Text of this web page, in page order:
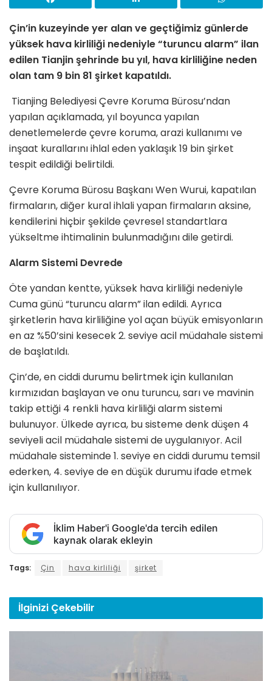
Çin’in kuzeyinde yer alan ve geçtiğimiz günlerde
yüksek hava kirliliği nedeniyle “turuncu alarm” ilan
edilen Tianjin şehrinde bu yıl, hava kirliliğine neden
olan tam 9 bin 81 şirket kapatıldı.
Tianjing Belediyesi Çevre Koruma Bürosu’ndan
yapılan açıklamada, yıl boyunca yapılan
denetlemelerde çevre koruma, arazi kullanımı ve
inşaat kurallarını ihlal eden yaklaşık 19 bin şirket
tespit edildiği belirtildi.
Çevre Koruma Bürosu Başkanı Wen Wurui, kapatılan
firmaların, diğer kural ihlali yapan firmaların aksine,
kendilerini hiçbir şekilde çevresel standartlara
yükseltme ihtimalinin bulunmadığını dile getirdi.
Alarm Sistemi Devrede
Öte yandan kentte, yüksek hava kirliliği nedeniyle
Cuma günü “turuncu alarm” ilan edildi. Ayrıca
şirketlerin hava kirliliğine yol açan büyük emisyonların
en az %50’sini kesecek 2. seviye acil müdahale sistemi
de başlatıldı.
Çin’de, en ciddi durumu belirtmek için kullanılan
kırmızıdan başlayan ve onu turuncu, sarı ve mavinin
takip ettiği 4 renkli hava kirliliği alarm sistemi
bulunuyor. Ülkede ayrıca, bu sisteme denk düşen 4
seviyeli acil müdahale sistemi de uygulanıyor. Acil
müdahale sisteminde 1. seviye en ciddi durumu temsil
ederken, 4. seviye de en düşük durumu ifade etmek
için kullanılıyor.
İklim Haber'i Google'da tercih edilen
kaynak olarak ekleyin
Tags: Çin hava kirliliği şirket
İlginizi Çekebilir